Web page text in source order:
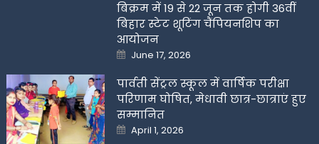
बिक्रम में 19 से 22 जून तक होगी 36वीं
बिहार स्टेट शूटिंग चैंपियनशिप का
आयोजन
Posted
on
June 17, 2026
पार्वती सेंट्रल स्कूल में वार्षिक परीक्षा
परिणाम घोषित, मेधावी छात्र-छात्राएं हुए
सम्मानित
Posted
on
April 1, 2026